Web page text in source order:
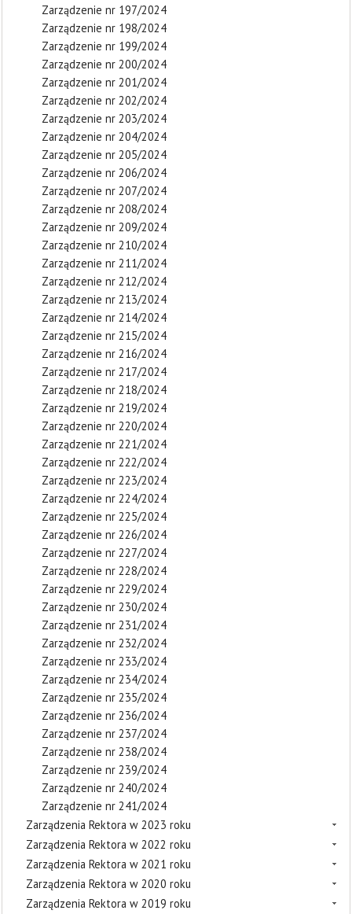
Zarządzenie nr 197/2024
Zarządzenie nr 198/2024
Zarządzenie nr 199/2024
Zarządzenie nr 200/2024
Zarządzenie nr 201/2024
Zarządzenie nr 202/2024
Zarządzenie nr 203/2024
Zarządzenie nr 204/2024
Zarządzenie nr 205/2024
Zarządzenie nr 206/2024
Zarządzenie nr 207/2024
Zarządzenie nr 208/2024
Zarządzenie nr 209/2024
Zarządzenie nr 210/2024
Zarządzenie nr 211/2024
Zarządzenie nr 212/2024
Zarządzenie nr 213/2024
Zarządzenie nr 214/2024
Zarządzenie nr 215/2024
Zarządzenie nr 216/2024
Zarządzenie nr 217/2024
Zarządzenie nr 218/2024
Zarządzenie nr 219/2024
Zarządzenie nr 220/2024
Zarządzenie nr 221/2024
Zarządzenie nr 222/2024
Zarządzenie nr 223/2024
Zarządzenie nr 224/2024
Zarządzenie nr 225/2024
Zarządzenie nr 226/2024
Zarządzenie nr 227/2024
Zarządzenie nr 228/2024
Zarządzenie nr 229/2024
Zarządzenie nr 230/2024
Zarządzenie nr 231/2024
Zarządzenie nr 232/2024
Zarządzenie nr 233/2024
Zarządzenie nr 234/2024
Zarządzenie nr 235/2024
Zarządzenie nr 236/2024
Zarządzenie nr 237/2024
Zarządzenie nr 238/2024
Zarządzenie nr 239/2024
Zarządzenie nr 240/2024
Zarządzenie nr 241/2024
Zarządzenia Rektora w 2023 roku
Zarządzenia Rektora w 2022 roku
Zarządzenia Rektora w 2021 roku
Zarządzenia Rektora w 2020 roku
Zarządzenia Rektora w 2019 roku